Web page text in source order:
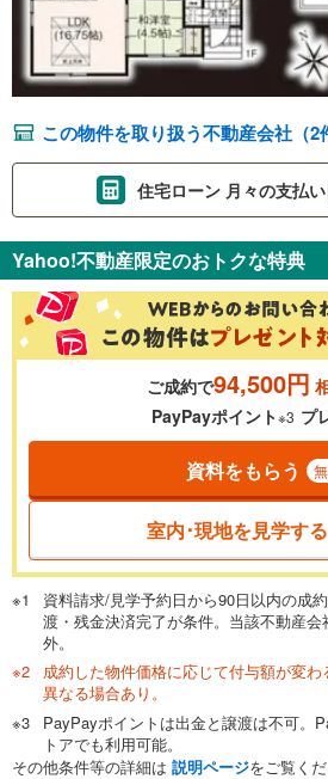
この物件を取り扱う不動産会社（2
住宅ローン 月々の支払
金利
0.01%
一般的には最長35年まで借り入れ可
が完済時の年齢は80歳までを条件と
閉じる
頭金
0万円
自己資金から住宅購入にかけられる
い。一般的には物件価格の2割までが
閉じる
ボーナス
Yahoo!不動産限定のおトクな特典
ご成約で94,500円
PayPayポイント※3 プ
資料をもらう
室内･現地を見学する
資料請求/見学予約日から90日以内の成
渡・残金決済完了が条件。当該不動産
外。
成約した物件価格に応じて付与額が変
異なる場合あり。
PayPayポイントは出金と譲渡は不可。
トアでも利用可能。
その他条件等の詳細は 説明ページをご覧くだ